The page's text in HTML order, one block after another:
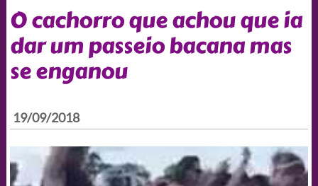
O cachorro que achou que ia
dar um passeio bacana mas
se enganou
19/09/2018